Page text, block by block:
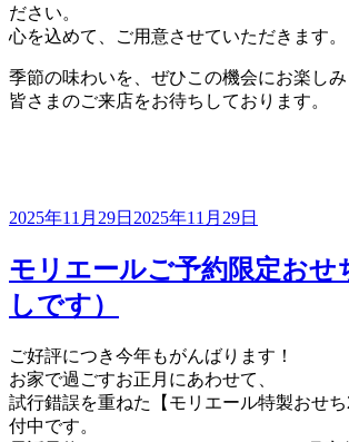
ださい。
心を込めて、ご用意させていただきます。
季節の味わいを、ぜひこの機会にお楽しみ
皆さまのご来店をお待ちしております。
投
日:
2025年11月29日 2025年11月29日
モリエールご予約限定おせ
しです）
ご好評につき今年もがんばります！
お家で過ごすお正月にあわせて、
試行錯誤を重ねた【モリエール特製おせち
付中です。